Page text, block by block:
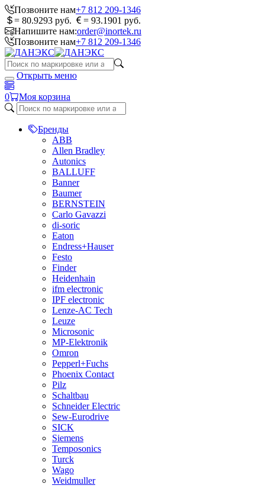
Позвоните нам+7 812 209-1346
= 80.9293 руб.
= 93.1901 руб.
Напишите нам:order@inortek.ru
Позвоните нам+7 812 209-1346
Открыть меню
0 Моя корзина
Бренды
ABB
Allen Bradley
Autonics
BALLUFF
Banner
Baumer
BERNSTEIN
Carlo Gavazzi
di-soric
Eaton
Endress+Hauser
Festo
Finder
Heidenhain
ifm electronic
IPF electronic
Lenze-AC Tech
Leuze
Microsonic
MP-Elektronik
Omron
Pepperl+Fuchs
Phoenix Contact
Pilz
Schaltbau
Schneider Electric
Sew-Eurodrive
SICK
Siemens
Temposonics
Turck
Wago
Weidmuller